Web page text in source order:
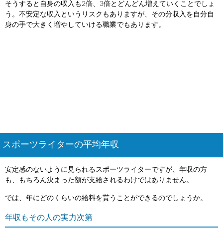
そうすると自身の収入も2倍、3倍とどんどん増えていくことでしょ
う。不安定な収入というリスクもありますが、その分収入を自分自
身の手で大きく増やしていける職業でもあります。
スポーツライターの平均年収
安定感のないように見られるスポーツライターですが、年収の方
も、もちろん決まった額が支給されるわけではありません。
では、年にどのくらいの給料を貰うことができるのでしょうか。
年収もその人の実力次第